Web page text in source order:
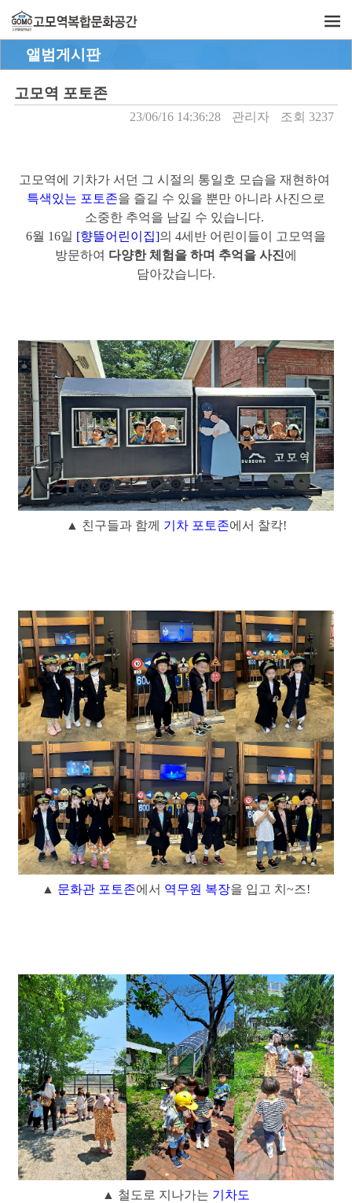
앨범게시판
고모역 포토존
23/06/16 14:36:28 관리자 조회 3237
고모역에 기차가 서던 그 시절의 통일호 모습을 재현하여
특색있는 포토존을 즐길 수 있을 뿐만 아니라 사진으로
소중한 추억을 남길 수 있습니다.
6월 16일 [향뜰어린이집]의 4세반 어린이들이 고모역을
방문하여 다양한체험을 하며 추억을 사진에
담아갔습니다.
▲ 친구들과 함께 기차 포토존에서 찰칵!
▲ 문화관 포토존에서 역무원 복장을 입고 치~즈!
▲ 철도로 지나가는 기차도